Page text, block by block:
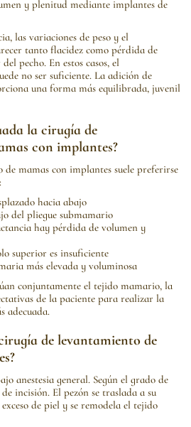
y plenitud mediante implantes de
las variaciones de peso y el
tanto flacidez como pérdida de
pecho. En estos casos, el
no ser suficiente. La adición de
una forma más equilibrada, juvenil
la cirugía de
con implantes?
mamas con implantes suele preferirse
hacia abajo
del pliegue submamario
hay pérdida de volumen y
superior es insuficiente
más elevada y voluminosa
conjuntamente el tejido mamario, la
de la paciente para realizar la
adecuada.
de levantamiento de
anestesia general. Según el grado de
incisión. El pezón se traslada a su
de piel y se remodela el tejido